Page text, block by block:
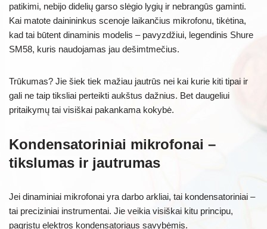
patikimi, nebijo didelių garso slėgio lygių ir nebrangūs gaminti.
Kai matote dainininkus scenoje laikančius mikrofonu, tikėtina,
kad tai būtent dinaminis modelis – pavyzdžiui, legendinis Shure
SM58, kuris naudojamas jau dešimtmečius.
Trūkumas? Jie šiek tiek mažiau jautrūs nei kai kurie kiti tipai ir
gali ne taip tiksliai perteikti aukštus dažnius. Bet daugeliui
pritaikymų tai visiškai pakankama kokybė.
Kondensatoriniai mikrofonai –
tikslumas ir jautrumas
Jei dinaminiai mikrofonai yra darbo arkliai, tai kondensatoriniai –
tai preciziniai instrumentai. Jie veikia visiškai kitu principu,
pagrįstu elektros kondensatoriaus savybėmis.